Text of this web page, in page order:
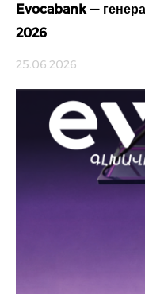
Evocabank —
2026
25.06.2026